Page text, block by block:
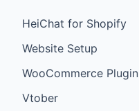
HeiChat for Shopify
Website Setup
WooCommerce Plugin
Vtober